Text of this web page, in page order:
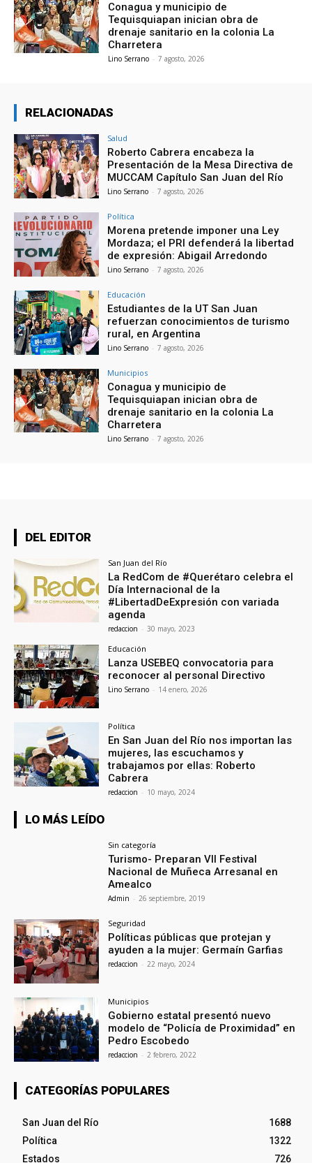
Conagua y municipio de
Tequisquiapan inician obra de
drenaje sanitario en la colonia La
Charretera
Lino Serrano - 7 agosto, 2026
RELACIONADAS
Salud
Roberto Cabrera encabeza la
Presentación de la Mesa Directiva de
MUCCAM Capítulo San Juan del Río
Lino Serrano - 7 agosto, 2026
Política
Morena pretende imponer una Ley
Mordaza; el PRI defenderá la libertad
de expresión: Abigail Arredondo
Lino Serrano - 7 agosto, 2026
Educación
Estudiantes de la UT San Juan
refuerzan conocimientos de turismo
rural, en Argentina
Lino Serrano - 7 agosto, 2026
Municipios
Conagua y municipio de
Tequisquiapan inician obra de
drenaje sanitario en la colonia La
Charretera
Lino Serrano - 7 agosto, 2026
DEL EDITOR
San Juan del Río
La RedCom de #Querétaro celebra el
Día Internacional de la
#LibertadDeExpresión con variada
agenda
redaccion - 30 mayo, 2023
Educación
Lanza USEBEQ convocatoria para
reconocer al personal Directivo
Lino Serrano - 14 enero, 2026
Política
En San Juan del Río nos importan las
mujeres, las escuchamos y
trabajamos por ellas: Roberto
Cabrera
redaccion - 10 mayo, 2024
LO MÁS LEÍDO
Sin categoría
Turismo- Preparan VII Festival
Nacional de Muñeca Arresanal en
Amealco
Admin - 26 septiembre, 2019
Seguridad
Políticas públicas que protejan y
ayuden a la mujer: Germaín Garfias
redaccion - 22 mayo, 2024
Municipios
Gobierno estatal presentó nuevo
modelo de “Policía de Proximidad” en
Pedro Escobedo
redaccion - 2 febrero, 2022
CATEGORÍAS POPULARES
San Juan del Río
1688
Política
1322
Estados
726